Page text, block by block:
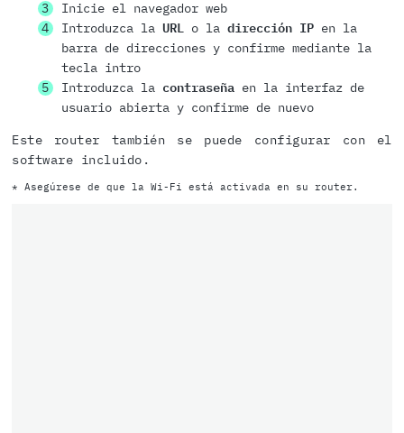
Inicie el navegador web
Introduzca la URLo la dirección IPen la
barra de direcciones y confirme mediante la
tecla intro
Introduzca la contraseñaen la interfaz de
usuario abierta y confirme de nuevo
Este router también se puede configurar con el
software incluido.
* Asegúrese de que la Wi-Fi está activada en su router.